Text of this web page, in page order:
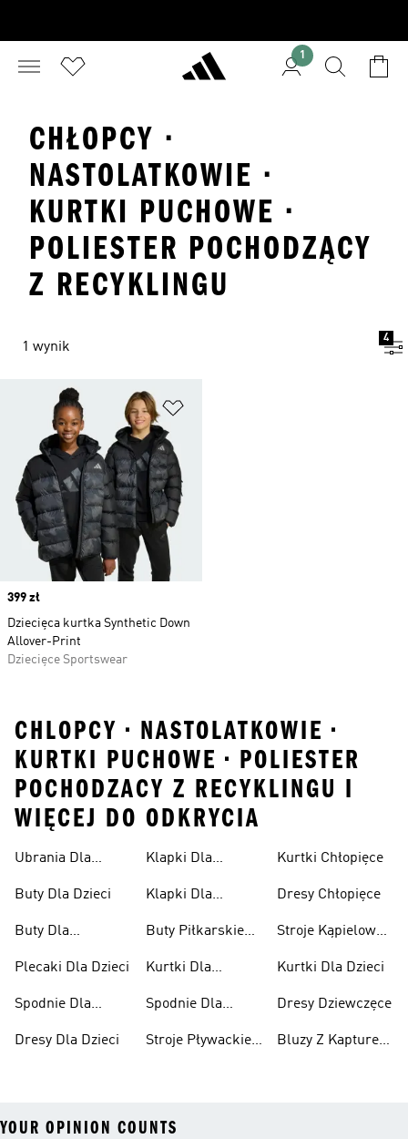
1
CHŁOPCY ·
NASTOLATKOWIE ·
KURTKI PUCHOWE ·
POLIESTER POCHODZĄCY
Z RECYKLINGU
1 wynik
4
Price
399 zł
Dziecięca kurtka Synthetic Down
Allover-Print
Dziecięce Sportswear
CHLOPCY • NASTOLATKOWIE •
KURTKI PUCHOWE • POLIESTER
POCHODZACY Z RECYKLINGU I
WIĘCEJ DO ODKRYCIA
Ubrania Dla
Buty Dla Dzieci
Buty Dla
Plecaki Dla Dzieci
Spodnie Dla
Dresy Dla Dzieci
Klapki Dla
Klapki Dla
Buty Piłkarskie
Kurtki Dla
Spodnie Dla
Stroje Pływackie
Kurtki Chłopięce
Dresy Chłopięce
Stroje Kąpielowe
Kurtki Dla Dzieci
Dresy Dziewczęce
Bluzy Z Kapturem
YOUR OPINION COUNTS